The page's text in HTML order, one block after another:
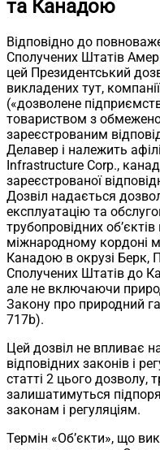
та Канадою
Відповідно до
Сполучених Штатів
цей Президентський
викладених тут,
(«дозволене
товариством з
зареєстрованим
Делавер і належить
Infrastructure Corp.,
зареєстрованої
Дозвіл надається
експлуатацію та
трубопровідних
міжнародному кордоні
Канадою в окрузі Берк,
Сполучених Штатів до
але не включаючи
Закону про природний
717b).
Цей дозвіл не впливає
відповідних законів і
статті 2 цього дозволу,
залишатимуться
законам і регуляціям.
Термін «Об’єкти», що